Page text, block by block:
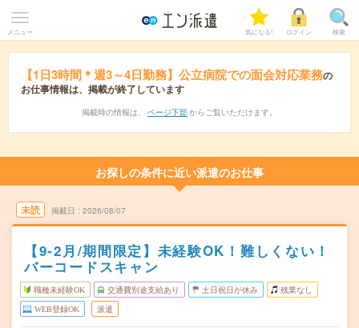
メニュー 気になる! ログイン 検索
【1日3時間＊週3～4日勤務】公立病院での面会対応業務の
お仕事情報は、掲載が終了しています
掲載時の情報は、 ページ下部 からご覧いただけます。
お探しの条件に近い派遣のお仕事
未読 掲載日 2026/08/07
【9‐2月/期間限定】未経験OK！難しくない！
バーコードスキャン
職種未経験OK 交通費別途支給あり 土日祝日が休み 残業なし
WEB登録OK 派遣